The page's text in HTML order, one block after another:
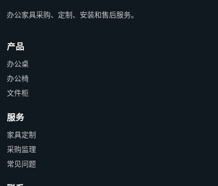
办公家具采购、定制、安装和售后服务。
产品
办公桌
办公椅
文件柜
服务
家具定制
采购监理
常见问题